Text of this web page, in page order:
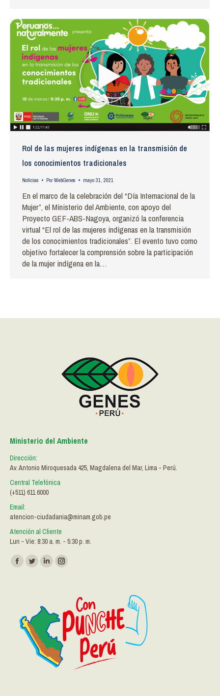
Rol de las mujeres indígenas en la transmisión de
los conocimientos tradicionales
Noticias PorWebGenes mayo 31, 2021
En el marco de la celebración del “Día Internacional de la
Mujer”, el Ministerio del Ambiente, con apoyo del
Proyecto GEF-ABS-Nagoya, organizó la conferencia
virtual “El rol de las mujeres indígenas en la transmisión
de los conocimientos tradicionales”. El evento tuvo como
objetivo fortalecer la comprensión sobre la participación
de la mujer indígena en la…
Ministerio del Ambiente
Dirección:
Av. Antonio Miroquesada 425, Magdalena del Mar, Lima - Perú.
Central Telefónica
(+511) 611 6000
Email:
atencion-ciudadania@minam.gob.pe
Atención al Cliente
Lun - Vie: 8:30 a. m. - 5:30 p. m.
Encuéntranos en:
Facebook
new
window
Twitter
new
window
Linkedin
new
window
Instagram
new
window